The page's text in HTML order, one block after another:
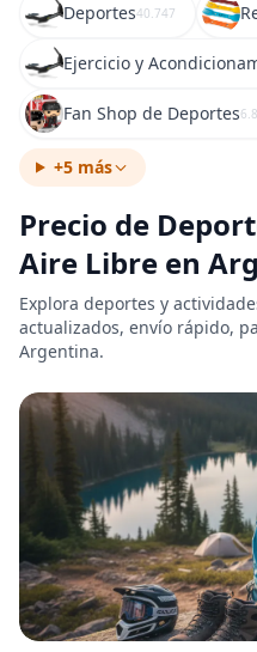
Deportes40.747
Ejercicio y
Fan Shop de Deportes
+5 más
Precio de
Aire Libre en
Explora deportes y
actualizados, envío rápido,
Argentina.